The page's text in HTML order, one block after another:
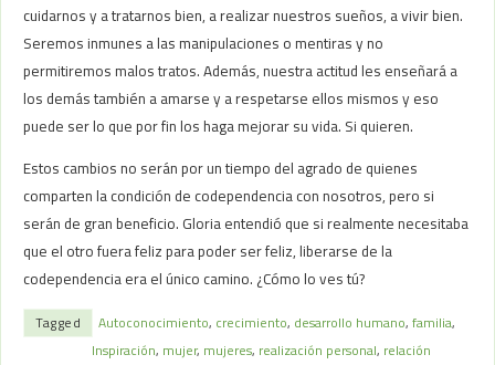
cuidarnos y a tratarnos bien, a realizar nuestros sueños, a vivir bien.
Seremos inmunes a las manipulaciones o mentiras y no
permitiremos malos tratos. Además, nuestra actitud les enseñará a
los demás también a amarse y a respetarse ellos mismos y eso
puede ser lo que por fin los haga mejorar su vida. Si quieren.
Estos cambios no serán por un tiempo del agrado de quienes
comparten la condición de codependencia con nosotros, pero si
serán de gran beneficio. Gloria entendió que si realmente necesitaba
que el otro fuera feliz para poder ser feliz, liberarse de la
codependencia era el único camino. ¿Cómo lo ves tú?
Tagged Autoconocimiento, crecimiento, desarrollo humano,familia,
Inspiración, mujer, mujeres, realización personal, relación